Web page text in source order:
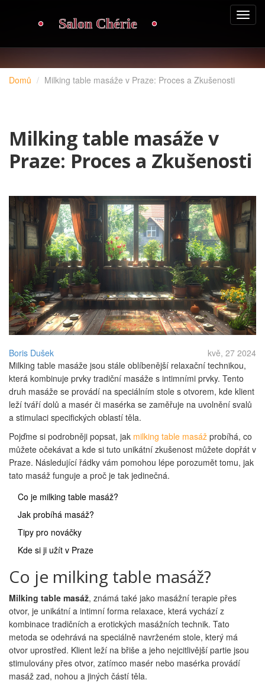
Domů Milking table masáže v Praze: Proces a Zkušenosti
Milking table masáže v
Praze: Proces a Zkušenosti
Boris Dušek
kvě, 27 2024
Milking table masáže jsou stále oblíbenější relaxační technikou,
která kombinuje prvky tradiční masáže s intimními prvky. Tento
druh masáže se provádí na speciálním stole s otvorem, kde klient
leží tváří dolů a masér či masérka se zaměřuje na uvolnění svalů
a stimulaci specifických oblastí těla.
Pojďme si podrobněji popsat, jak milking table masáž probíhá, co
můžete očekávat a kde si tuto unikátní zkušenost můžete dopřát v
Praze. Následující řádky vám pomohou lépe porozumět tomu, jak
tato masáž funguje a proč je tak jedinečná.
Co je milking table masáž?
Jak probíhá masáž?
Tipy pro nováčky
Kde si ji užít v Praze
Co je milking table masáž?
Milking table masáž, známá také jako masážní terapie přes
otvor, je unikátní a intimní forma relaxace, která vychází z
kombinace tradičních a erotických masážních technik. Tato
metoda se odehrává na speciálně navrženém stole, který má
otvor uprostřed. Klient leží na břiše a jeho nejcitlivější partie jsou
stimulovány přes otvor, zatímco masér nebo masérka provádí
masáž zad, nohou a jiných částí těla.